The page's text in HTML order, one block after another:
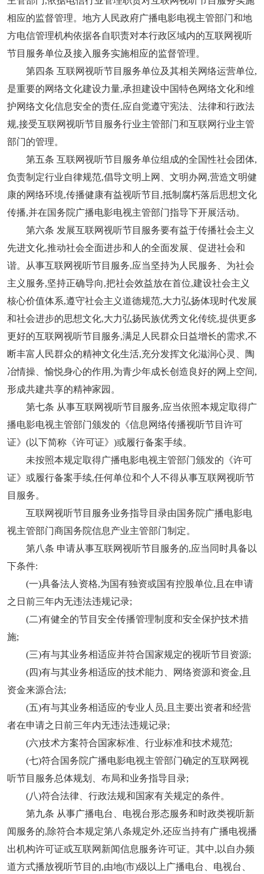
相应的监督管理。地方人民政府广播电影电视主管部门和地
方电信管理机构依据各自职责对本行政区域内的互联网视听
节目服务单位及接入服务实施相应的监督管理。
第四条 互联网视听节目服务单位及其相关网络运营单位,
是重要的网络文化建设力量,承担建设中国特色网络文化和维
护网络文化信息安全的责任,应自觉遵守宪法、法律和行政法
规,接受互联网视听节目服务行业主管部门和互联网行业主管
部门的管理。
第五条 互联网视听节目服务单位组成的全国性社会团体,
负责制定行业自律规范,倡导文明上网、文明办网,营造文明健
康的网络环境,传播健康有益视听节目,抵制腐朽落后思想文化
传播,并在国务院广播电影电视主管部门指导下开展活动。
第六条 发展互联网视听节目服务要有益于传播社会主义
先进文化,推动社会全面进步和人的全面发展、促进社会和
谐。从事互联网视听节目服务,应当坚持为人民服务、为社会
主义服务,坚持正确导向,把社会效益放在首位,建设社会主义
核心价值体系,遵守社会主义道德规范,大力弘扬体现时代发展
和社会进步的思想文化,大力弘扬民族优秀文化传统,提供更多
更好的互联网视听节目服务,满足人民群众日益增长的需求,不
断丰富人民群众的精神文化生活,充分发挥文化滋润心灵、陶
冶情操、愉悦身心的作用,为青少年成长创造良好的网上空间,
形成共建共享的精神家园。
第七条 从事互联网视听节目服务,应当依照本规定取得广
播电影电视主管部门颁发的《信息网络传播视听节目许可
证》(以下简称《许可证》)或履行备案手续。
未按照本规定取得广播电影电视主管部门颁发的《许可
证》或履行备案手续,任何单位和个人不得从事互联网视听节
目服务。
互联网视听节目服务业务指导目录由国务院广播电影电
视主管部门商国务院信息产业主管部门制定。
第八条 申请从事互联网视听节目服务的,应当同时具备以
下条件:
(一)具备法人资格,为国有独资或国有控股单位,且在申请
之日前三年内无违法违规记录;
(二)有健全的节目安全传播管理制度和安全保护技术措
施;
(三)有与其业务相适应并符合国家规定的视听节目资源;
(四)有与其业务相适应的技术能力、网络资源和资金,且
资金来源合法;
(五)有与其业务相适应的专业人员,且主要出资者和经营
者在申请之日前三年内无违法违规记录;
(六)技术方案符合国家标准、行业标准和技术规范;
(七)符合国务院广播电影电视主管部门确定的互联网视
听节目服务总体规划、布局和业务指导目录;
(八)符合法律、行政法规和国家有关规定的条件。
第九条 从事广播电台、电视台形态服务和时政类视听新
闻服务的,除符合本规定第八条规定外,还应当持有广播电视播
出机构许可证或互联网新闻信息服务许可证。其中,以自办频
道方式播放视听节目的,由地(市)级以上广播电台、电视台、